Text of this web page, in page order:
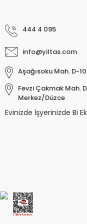
444 4 095
info@yiltas.com
Aşağısoku Mah. D-
Fevzi Çakmak Mah.
Merkez/Düzce
Evinizde İşyerinizde Bi